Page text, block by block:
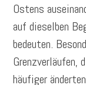
Ostens
auf dieselben
bedeuten.
Grenzverläufen,
häufiger